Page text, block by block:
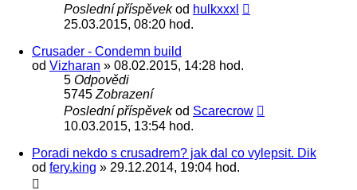
Poslední příspěvekod hulkxxxl
25.03.2015, 08:20 hod.
Crusader - Condemn build
od Vizharan » 08.02.2015, 14:28 hod.
5 Odpovědi
5745 Zobrazení
Poslední příspěvekod Scarecrow
10.03.2015, 13:54 hod.
Poradi nekdo s crusadrem? jak dal co vylepsit. Dik
od fery.king » 29.12.2014, 19:04 hod.